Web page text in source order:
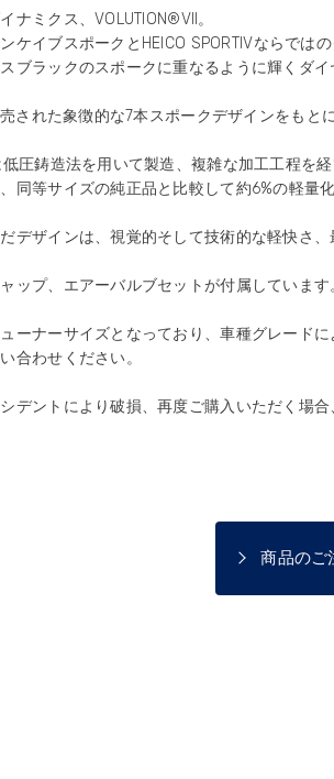
ナミクス、VOLUTION®VII。
ケイブスポークとHEICO SPORTIVならでは
ブラックのスポークに重なるように輝くダ
された象徴的な7本スポークデザインをもと
圧鋳造法を用いて製造、複雑な加工工程を
同等サイズの純正品と比較して約6%の軽量
デザインは、視覚的そして技術的な軽快さ
ップ、エアーバルブセットが付属しています
ーナーサイズとなっており、車種グレード
合わせください。
デントにより破損、再度ご購入いただく場
商品のご